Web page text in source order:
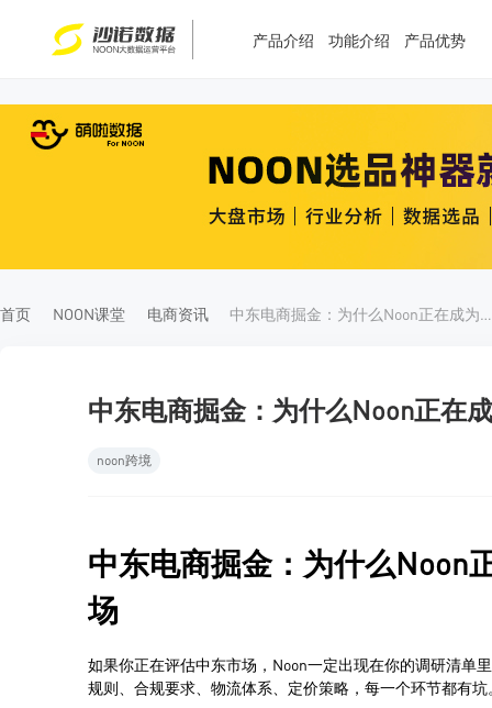
产品介绍 功能介绍 产品优势
首页 NOON课堂 电商资讯 中东电商掘金：为什么Noon正在成为品牌出海的必选战场
中东电商掘金：为什么Noon正在
noon跨境